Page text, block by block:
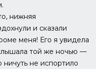
нижняя
и сказали
меня! Его я увидела
той же ночью —
ничуть не испортило